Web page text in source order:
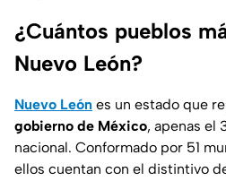
¿Cuántos pueblos
Nuevo León?
Nuevo León es un estado que
gobierno de México, apenas el
nacional. Conformado por 51
ellos cuentan con el distintivo